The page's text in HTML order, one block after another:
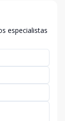
especialistas